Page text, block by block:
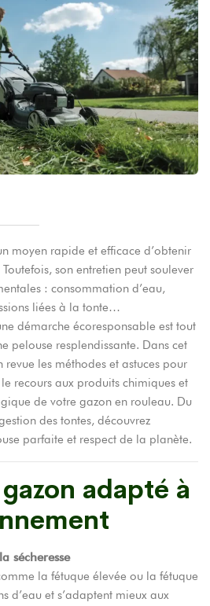
moyen rapide et efficace d’obtenir
son entretien peut soulever
: consommation d’eau,
liées à la tonte…
démarche écoresponsable est tout
pelouse resplendissante. Dans cet
revue les méthodes et astuces pour
recours aux produits chimiques et
de votre gazon en rouleau. Du
des tontes, découvrez
parfaite et respect de la planète.
adapté à
sécheresse
la fétuque élevée ou la fétuque
d’eau et s’adaptent mieux aux